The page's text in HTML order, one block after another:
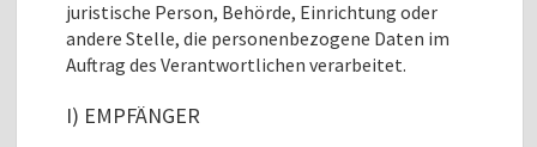
juristische Person, Behörde, Einrichtung oder
andere Stelle, die personenbezogene Daten im
Auftrag des Verantwortlichen verarbeitet.
I) EMPFÄNGER